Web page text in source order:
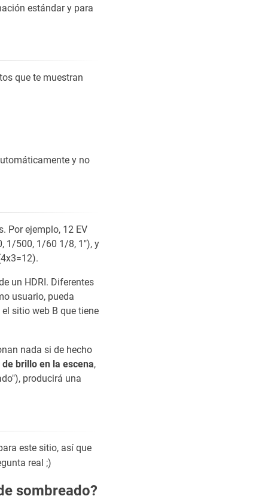
estándar y para
que te muestran
y no
Por ejemplo, 12 EV
1/500, 1/60 1/8, 1"), y
un HDRI. Diferentes
usuario, pueda
sitio web B que tiene
nada si de hecho
brillo en la escena,
producirá una
este sitio, así que
real ;)
sombreado?